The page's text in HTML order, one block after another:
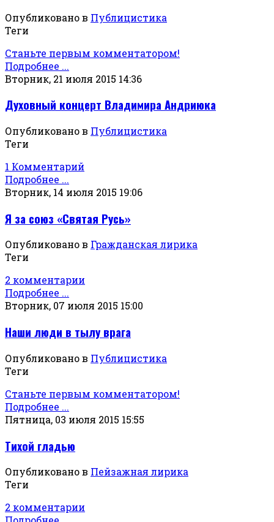
Опубликовано в Публицистика
Теги
Станьте первым комментатором!
Подробнее ...
Вторник, 21 июля 2015 14:36
Духовный концерт Владимира Андриюка
Опубликовано в Публицистика
Теги
1 Комментарий
Подробнее ...
Вторник, 14 июля 2015 19:06
Я за союз «Святая Русь»
Опубликовано в Гражданская лирика
Теги
2 комментарии
Подробнее ...
Вторник, 07 июля 2015 15:00
Наши люди в тылу врага
Опубликовано в Публицистика
Теги
Станьте первым комментатором!
Подробнее ...
Пятница, 03 июля 2015 15:55
Тихой гладью
Опубликовано в Пейзажная лирика
Теги
2 комментарии